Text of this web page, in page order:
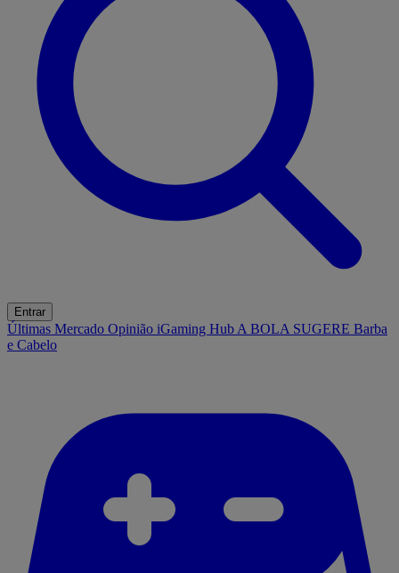
Entrar
Últimas Mercado Opinião iGaming Hub A BOLA SUGERE Barba
e Cabelo